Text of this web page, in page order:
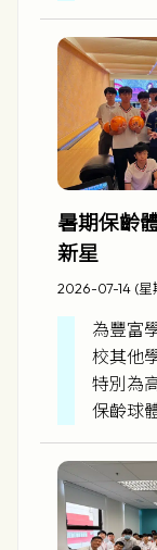
暑期保齡
新星
2026-07-14 (星
為豐富
校其他
特別為
保齡球